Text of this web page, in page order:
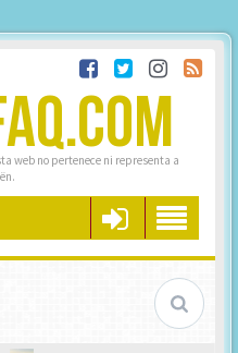
web no pertenece ni representa a